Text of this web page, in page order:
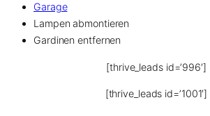
Garage
Lampen abmontieren
Gardinen entfernen
[thrive_leads id=’996′]
[thrive_leads id=’1001′]